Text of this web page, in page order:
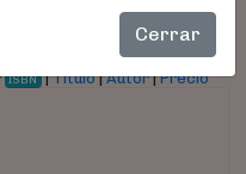
Cerrar
ISBN |Título|Autor|Precio